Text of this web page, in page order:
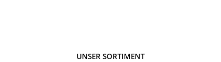
UNSER SORTIMENT